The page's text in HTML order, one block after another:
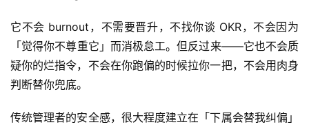
它不会 burnout，不需要晋升，不找你谈 OKR，不会因为
「觉得你不尊重它」而消极怠工。但反过来——它也不会质
疑你的烂指令，不会在你跑偏的时候拉你一把，不会用肉身
判断替你兜底。
传统管理者的安全感，很大程度建立在「下属会替我纠偏」